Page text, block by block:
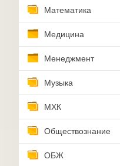
Математика
Медицина
Менеджмент
Музыка
МХК
Обществознание
ОБЖ